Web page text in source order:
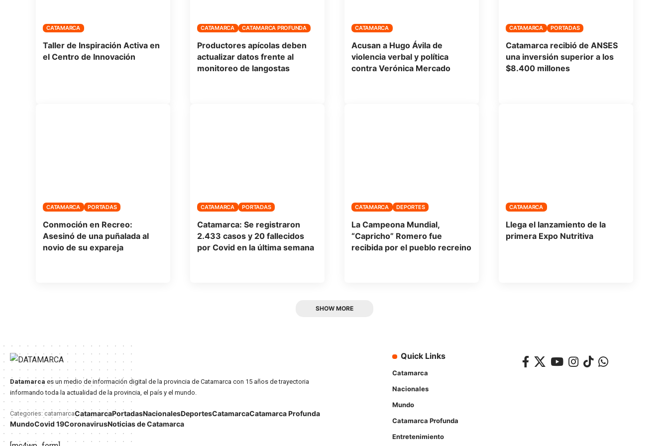
CATAMARCA
Taller de Inspiración Activa en
el Centro de Innovación
CATAMARCA CATAMARCA PROFUNDA
Productores apícolas deben
actualizar datos frente al
monitoreo de langostas
CATAMARCA
Acusan a Hugo Ávila de
violencia verbal y política
contra Verónica Mercado
CATAMARCA PORTADAS
Catamarca recibió de ANSES
una inversión superior a los
$8.400 millones
CATAMARCA PORTADAS
Conmoción en Recreo:
Asesinó de una puñalada al
novio de su expareja
CATAMARCA PORTADAS
Catamarca: Se registraron
2.433 casos y 20 fallecidos
por Covid en la última semana
CATAMARCA DEPORTES
La Campeona Mundial,
“Capricho” Romero fue
recibida por el pueblo recreino
CATAMARCA
Llega el lanzamiento de la
primera Expo Nutritiva
SHOW MORE
Datamarca es un medio de información digital de la provincia de Catamarca con 15 años de trayectoria
informando toda la actualidad de la provincia, el país y el mundo.
Categories: catamarcaCatamarcaPortadasNacionalesDeportesCatamarcaCatamarca Profunda
MundoCovid 19CoronavirusNoticias de Catamarca
Quick Links
Catamarca
Nacionales
Mundo
Catamarca Profunda
Entretenimiento